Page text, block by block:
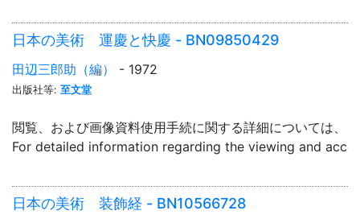
日本の美術 運慶と快慶 - BN09850429
田辺三郎助（編） - 1972
出版社等: 至文堂
閲覧、および画像資料使用手続に関する詳細については、「
For detailed information regarding the viewing and
日本の美術 装飾経 - BN10566728